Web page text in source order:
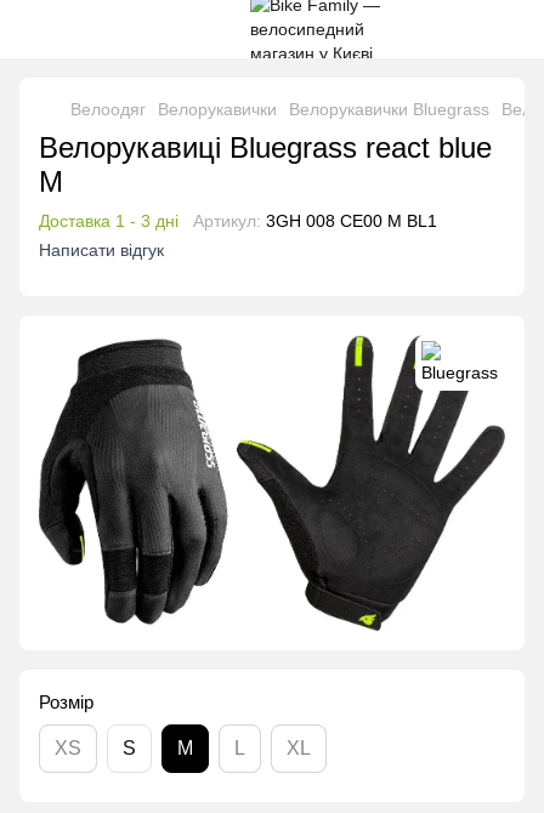
Велоодяг Велорукавички Велорукавички Bluegrass
Велорукавиці Bluegrass react blue
M
Доставка 1 - 3 дні Артикул: 3GH 008 CE00 M BL1
Написати відгук
Розмір
XS S M L XL